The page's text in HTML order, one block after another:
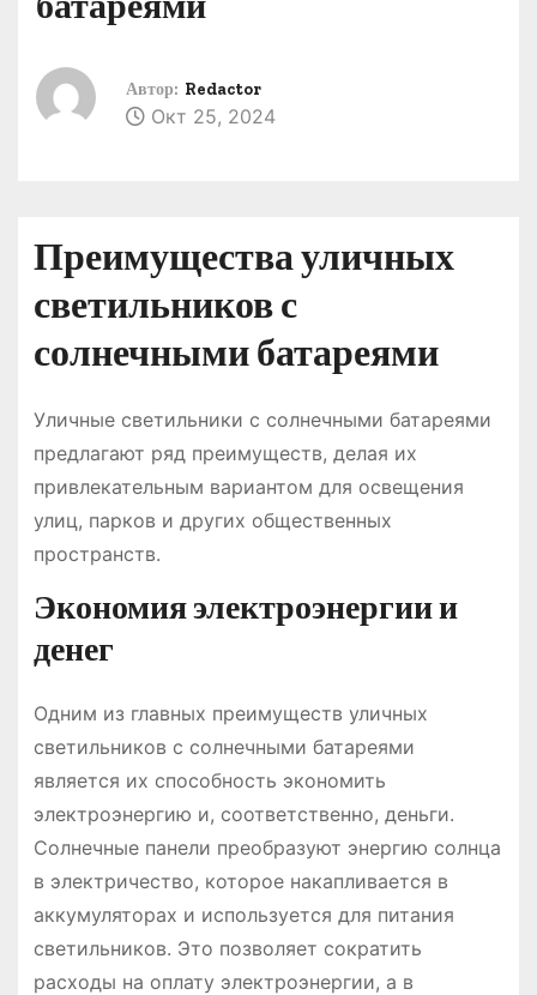
Автор: Redactor
Окт 25, 2024
Преимущества уличных
светильников с
солнечными батареями
Уличные светильники с солнечными батареями
предлагают ряд преимуществ, делая их
привлекательным вариантом для освещения
улиц, парков и других общественных
пространств.
Экономия электроэнергии и
денег
Одним из главных преимуществ уличных
светильников с солнечными батареями
является их способность экономить
электроэнергию и, соответственно, деньги.
Солнечные панели преобразуют энергию солнца
в электричество, которое накапливается в
аккумуляторах и используется для питания
светильников. Это позволяет сократить
расходы на оплату электроэнергии, а в